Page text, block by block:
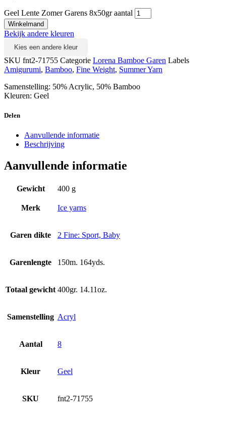
Geel Lente Zomer Garens 8x50gr aantal
Winkelmand
Bekijk andere kleuren
Kies een andere kleur
SKU fnt2-71755 Categorie Lorena Bamboe Garen Labels
Amigurumi, Bamboo, Fine Weight, Summer Yarn
Samenstelling: 50% Acrylic, 50% Bamboo
Kleuren: Geel
Delen
Aanvullende informatie
Beschrijving
Aanvullende informatie
Gewicht 400 g
Merk Ice yarns
Garen dikte 2 Fine: Sport, Baby
Garenlengte 150m. 164yds.
Totaal gewicht 400gr. 14.11oz.
Samenstelling Acryl
Aantal 8
Kleur Geel
SKU fnt2-71755